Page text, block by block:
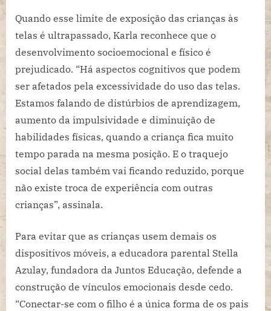
Quando esse limite de exposição das crianças às
telas é ultrapassado, Karla reconhece que o
desenvolvimento socioemocional e físico é
prejudicado. “Há aspectos cognitivos que podem
ser afetados pela excessividade do uso das telas.
Estamos falando de distúrbios de aprendizagem,
aumento da impulsividade e diminuição de
habilidades físicas, quando a criança fica muito
tempo parada na mesma posição. E o traquejo
social delas também vai ficando reduzido, porque
não existe troca de experiência com outras
crianças”, assinala.
Para evitar que as crianças usem demais os
dispositivos móveis, a educadora parental Stella
Azulay, fundadora da Juntos Educação, defende a
construção de vínculos emocionais desde cedo.
“Conectar-se com o filho é a única forma de os pais